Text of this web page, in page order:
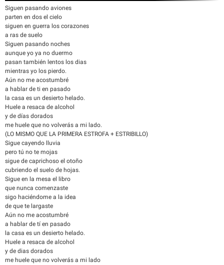
Siguen pasando aviones
parten en dos el cielo
siguen en guerra los corazones
a ras de suelo
Siguen pasando noches
aunque yo ya no duermo
pasan también lentos los dias
mientras yo los pierdo.
Aún no me acostumbré
a hablar de ti en pasado
la casa es un desierto helado.
Huele a resaca de alcohol
y de días dorados
me huele que no volverás a mi lado.
(LO MISMO QUE LA PRIMERA ESTROFA + ESTRIBILLO)
Sigue cayendo lluvia
pero tú no te mojas
sigue de caprichoso el otoño
cubriendo el suelo de hojas.
Sigue en la mesa el libro
que nunca comenzaste
sigo haciéndome a la idea
de que te largaste
Aún no me acostumbré
a hablar de tí en pasado
la casa es un desierto helado.
Huele a resaca de alcohol
y de dias dorados
me huele que no volverás a mi lado